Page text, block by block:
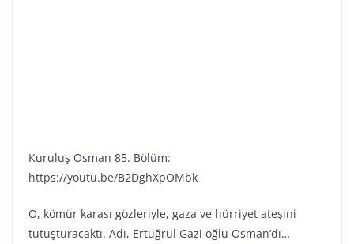
Kuruluş Osman 85. Bölüm:
https://youtu.be/B2DghXpOMbk
O, kömür karası gözleriyle, gaza ve hürriyet ateşini
tutuşturacaktı. Adı, Ertuğrul Gazi oğlu Osman’dı…